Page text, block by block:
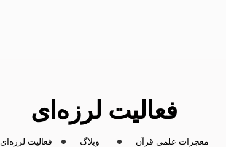
فعالیت لرزه‌ای
معجزات علمی قرآن وبلاگ فعالیت لرزه‌ای